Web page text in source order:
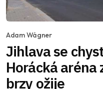
Adam Wágner
Jihlava se
Horácká aréna
brzy ožije